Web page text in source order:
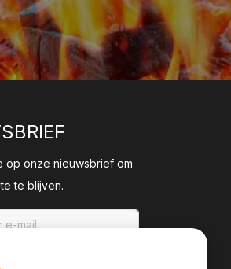
op onze nieuwsbrief om
te blijven.